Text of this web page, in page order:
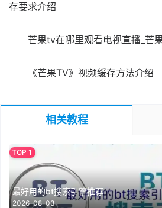
存要求介绍
芒果tv在哪里观看电视直播_芒
《芒果TV》视频缓存方法介绍
相关教程
最好用的bt搜索引擎推荐
2026-08-03